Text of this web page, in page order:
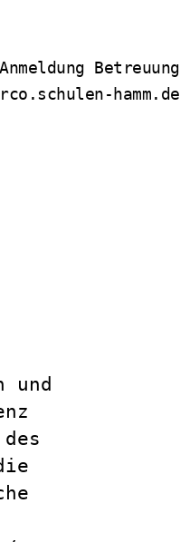
Anmeldung Betreuung
hamm.de
und